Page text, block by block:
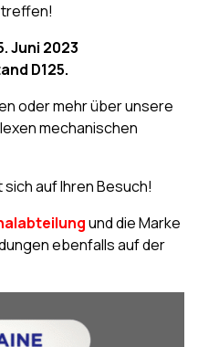
Juni 2023
D125.
oder mehr über unsere
mechanischen
auf Ihren Besuch!
und die Marke
ebenfalls auf der